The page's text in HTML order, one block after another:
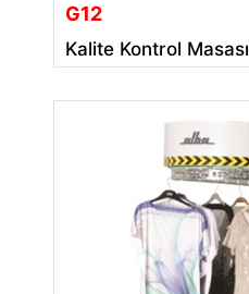
G12
Kalite Kontrol Masası